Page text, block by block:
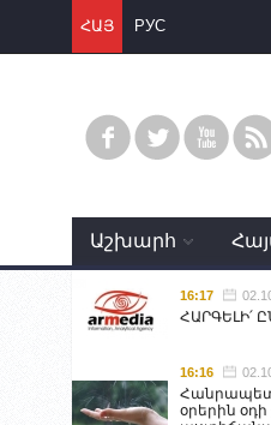
ՀԱՅ РУС
Աշխարհ
16:17
ՀԱՐԳԵԼԻ՛
16:16
օրերին